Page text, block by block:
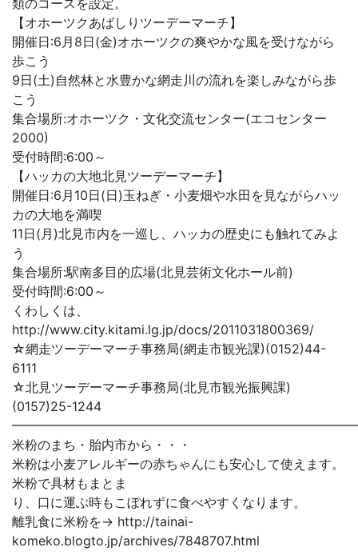
類のコースを設定。
【オホーツクあばしりツーデーマーチ】
開催日:6月8日(金)オホーツクの爽やかな風を受けながら
歩こう
9日(土)自然林と水豊かな網走川の流れを楽しみながら歩
こう
集合場所:オホーツク・文化交流センター(エコセンター
2000)
受付時間:6:00～
【ハッカの大地北見ツーデーマーチ】
開催日:6月10日(日)玉ねぎ・小麦畑や水田を見ながらハッ
カの大地を満喫
11日(月)北見市内を一巡し、ハッカの歴史にも触れてみよ
う
集合場所:駅南多目的広場(北見芸術文化ホール前)
受付時間:6:00～
くわしくは、
http://www.city.kitami.lg.jp/docs/2011031800369/
☆網走ツーデーマーチ事務局(網走市観光課)(0152)44-
6111
☆北見ツーデーマーチ事務局(北見市観光振興課)
(0157)25-1244
米粉のまち・胎内市から・・・
米粉は小麦アレルギーの赤ちゃんにも安心して使えます。
米粉で具材もまとま
り、口に運ぶ時もこぼれずに食べやすくなります。
離乳食に米粉を→ http://tainai-
komeko.blogto.jp/archives/7848707.html